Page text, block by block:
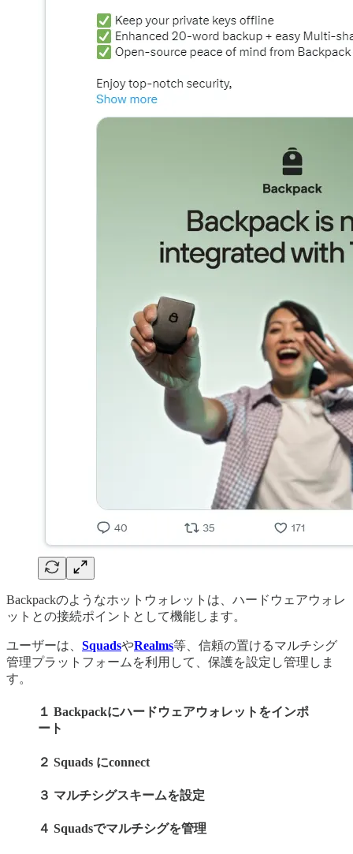
Backpackのようなホットウォレットは、ハードウェアウォレ
ットとの接続ポイントとして機能します。
ユーザーは、 SquadsやRealms等、信頼の置けるマルチシグ
管理プラットフォームを利用して、保護を設定し管理しま
す。
１ Backpackにハードウェアウォレットをインポ
ート
２ Squads にconnect
３ マルチシグスキームを設定
４ Squadsでマルチシグを管理